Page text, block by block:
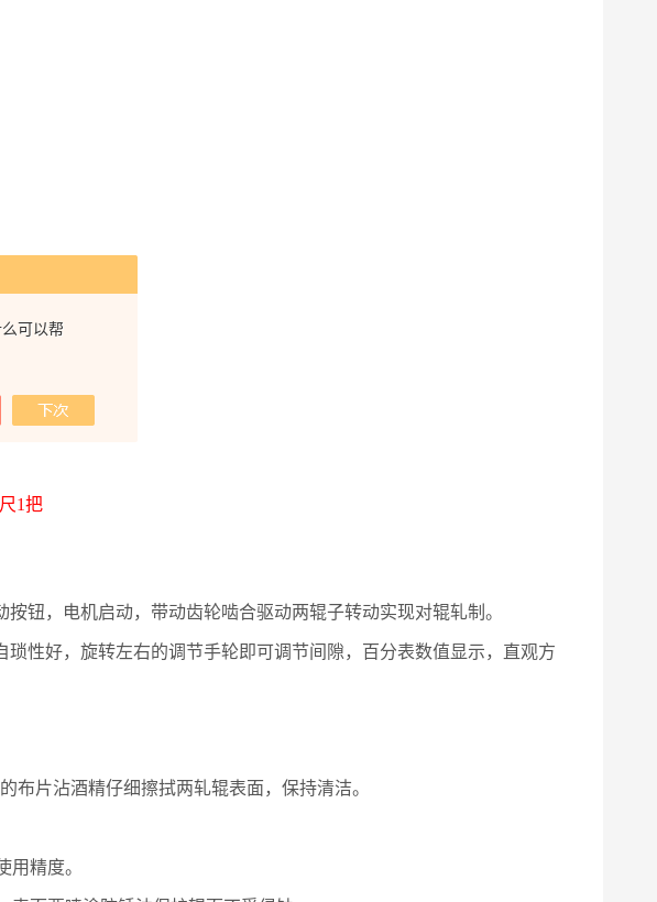
可以帮
1把
钮，电机启动，带动齿轮啮合驱动两辊子转动实现对辊轧制。
性好，旋转左右的调节手轮即可调节间隙，百分表数值显示，直观方
布片沾酒精仔细擦拭两轧辊表面，保持清洁。
用精度。